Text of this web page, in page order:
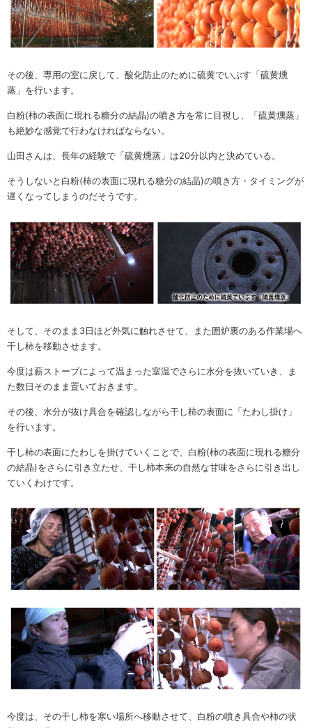
その後、専用の室に戻して、酸化防止のために硫黄でいぶす「硫黄燻
蒸」を行います。
白粉(柿の表面に現れる糖分の結晶)の噴き方を常に目視し、「硫黄燻蒸」
も絶妙な感覚で行わなければならない。
山田さんは、長年の経験で「硫黄燻蒸」は20分以内と決めている。
そうしないと白粉(柿の表面に現れる糖分の結晶)の噴き方・タイミングが
遅くなってしまうのだそうです。
そして、そのまま3日ほど外気に触れさせて、また囲炉裏のある作業場へ
干し柿を移動させます。
今度は薪ストーブによって温まった室温でさらに水分を抜いていき、ま
た数日そのまま置いておきます。
その後、水分が抜け具合を確認しながら干し柿の表面に「たわし掛け」
を行います。
干し柿の表面にたわしを掛けていくことで、白粉(柿の表面に現れる糖分
の結晶)をさらに引き立たせ、干し柿本来の自然な甘味をさらに引き出し
ていくわけです。
今度は、その干し柿を寒い場所へ移動させて、白粉の噴き具合や柿の状